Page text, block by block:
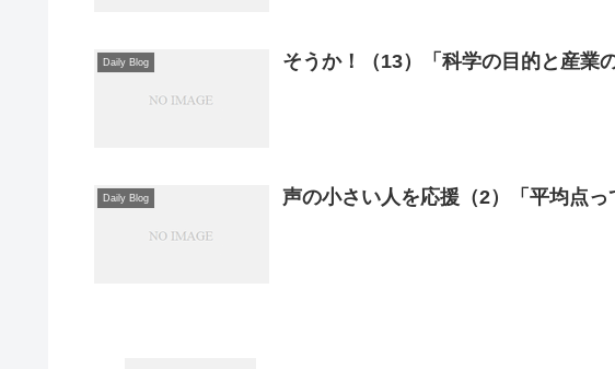
Daily Blog そうか！（13）「科学の目的と産業
Daily Blog 声の小さい人を応援（2）「平均点